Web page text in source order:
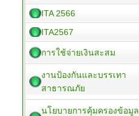
ITA 2566
ITA2567
การใช้จ่ายเงินสะสม
งานป้องกันและบรรเทา
สาธารณภัย
นโยบายการคุ้มครองข้อมูล